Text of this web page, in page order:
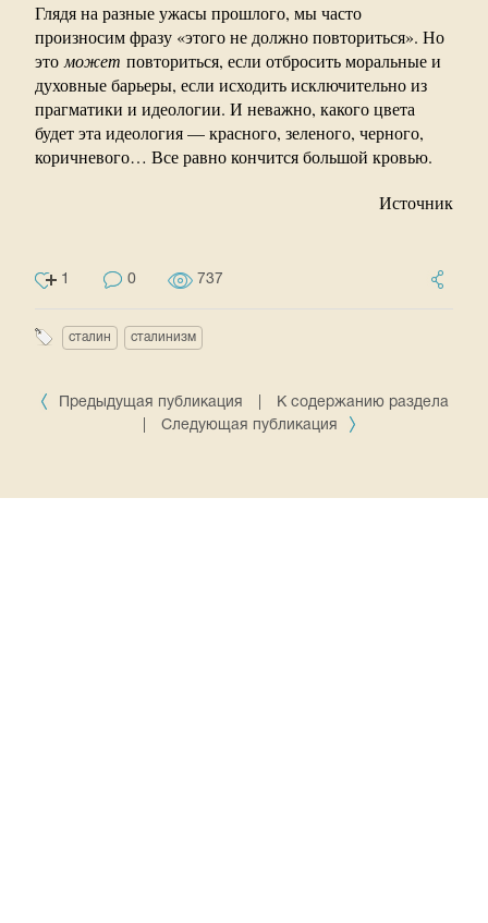
Глядя на разные ужасы прошлого, мы часто
произносим фразу «этого не должно повториться». Но
это может повториться, если отбросить моральные и
духовные барьеры, если исходить исключительно из
прагматики и идеологии. И неважно, какого цвета
будет эта идеология — красного, зеленого, черного,
коричневого… Все равно кончится большой кровью.
Источник
1 0 737
сталин сталинизм
Предыдущая публикация
К содержанию раздела
Следующая публикация